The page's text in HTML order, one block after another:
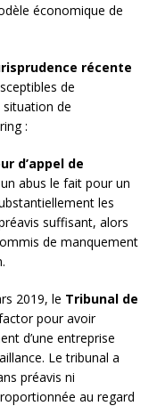
économique de
récente
de
situation de
:
d’appel de
abus le fait pour un
les
suffisant, alors
de manquement
2019, le Tribunal de
pour avoir
d’une entreprise
Le tribunal a
préavis ni
au regard